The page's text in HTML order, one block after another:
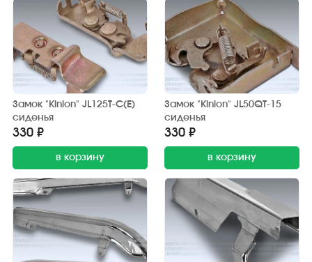
Замок "Kinlon" JL125T-C(E)
сиденья
330 ₽
в корзину
Замок "Kinlon" JL50QT-15
сиденья
330 ₽
в корзину